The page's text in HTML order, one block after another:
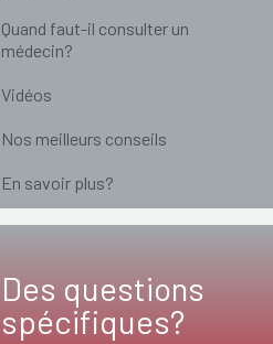
Quand faut-il consulter un
médecin?
Vidéos
Nos meilleurs conseils
En savoir plus?
Des questions
spécifiques?